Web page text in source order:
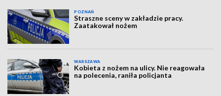
POZNAŃ
Straszne sceny w zakładzie pracy.
Zaatakował nożem
WARSZAWA
Kobieta z nożem na ulicy. Nie reagowała
na polecenia, raniła policjanta